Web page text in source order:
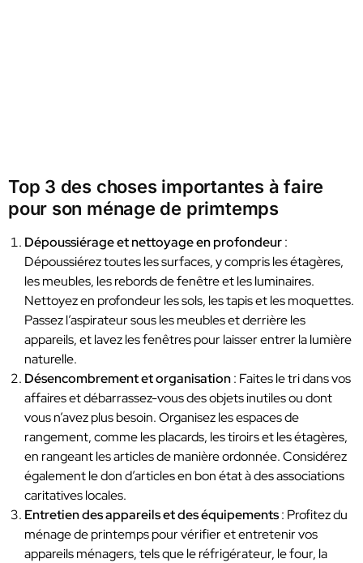
Top 3 des choses importantes à faire
pour son ménage de primtemps
Dépoussiérage et nettoyage en profondeur:
Dépoussiérez toutes les surfaces, y compris les étagères,
les meubles, les rebords de fenêtre et les luminaires.
Nettoyez en profondeur les sols, les tapis et les moquettes.
Passez l’aspirateur sous les meubles et derrière les
appareils, et lavez les fenêtres pour laisser entrer la lumière
naturelle.
Désencombrement et organisation: Faites le tri dans vos
affaires et débarrassez-vous des objets inutiles ou dont
vous n’avez plus besoin. Organisez les espaces de
rangement, comme les placards, les tiroirs et les étagères,
en rangeant les articles de manière ordonnée. Considérez
également le don d’articles en bon état à des associations
caritatives locales.
Entretien des appareils et des équipements: Profitez du
ménage de printemps pour vérifier et entretenir vos
appareils ménagers, tels que le réfrigérateur, le four, la